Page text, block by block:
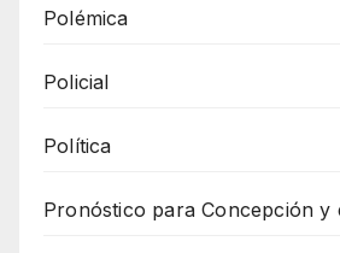
Polémica
Policial
Política
Pronóstico para Concepción y